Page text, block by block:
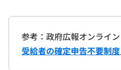
参考：政府広報オンライ
受給者の確定申告不要制度